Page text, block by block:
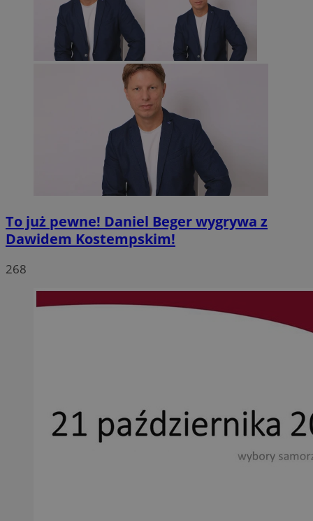
To już pewne! Daniel Beger wygrywa z
Dawidem Kostempskim!
268